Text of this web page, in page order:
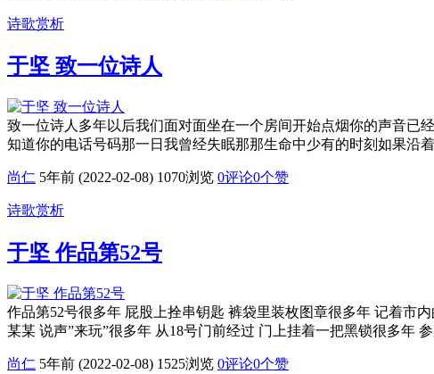
诗歌赏析
于坚 致一位诗人
致一位诗人多年以后我们面对面坐在一个房间开始点烟你的声音已
知道你的电话号码那一日我曾经失眠那那生命中少有的时刻如果
尚仁 5年前 (2022-02-08) 1070浏览 0评论0个赞
诗歌赏析
于坚 作品第52号
作品第52号很多年 屁股上拴串钥匙 裤袋里装枚图章很多年 记着市
某某 说声”来玩”很多年 从18号门前经过 门上挂着一把黑锁很多
尚仁 5年前 (2022-02-08) 1525浏览 0评论0个赞